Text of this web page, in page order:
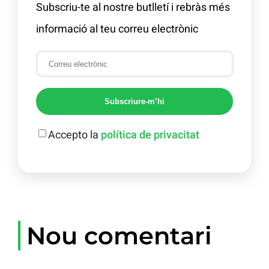
Subscriu-te al nostre butlletí i rebràs més
informació al teu correu electrònic
Subscriure-m’hi
Accepto la política de privacitat
Nou comentari